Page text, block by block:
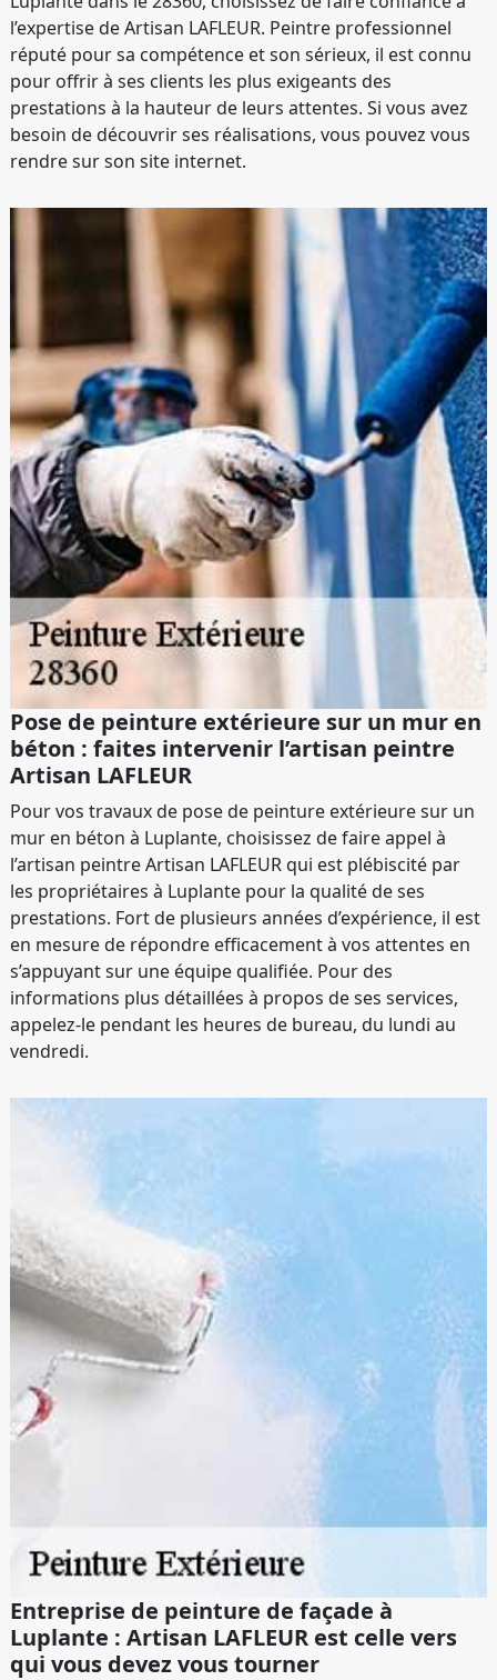
l’expertise de Artisan LAFLEUR. Peintre professionnel
réputé pour sa compétence et son sérieux, il est connu
pour offrir à ses clients les plus exigeants des
prestations à la hauteur de leurs attentes. Si vous avez
besoin de découvrir ses réalisations, vous pouvez vous
rendre sur son site internet.
Pose de peinture extérieure sur un mur en
béton : faites intervenir l’artisan peintre
Artisan LAFLEUR
Pour vos travaux de pose de peinture extérieure sur un
mur en béton à Luplante, choisissez de faire appel à
l’artisan peintre Artisan LAFLEUR qui est plébiscité par
les propriétaires à Luplante pour la qualité de ses
prestations. Fort de plusieurs années d’expérience, il est
en mesure de répondre efficacement à vos attentes en
s’appuyant sur une équipe qualifiée. Pour des
informations plus détaillées à propos de ses services,
appelez-le pendant les heures de bureau, du lundi au
vendredi.
Entreprise de peinture de façade à
Luplante : Artisan LAFLEUR est celle vers
qui vous devez vous tourner